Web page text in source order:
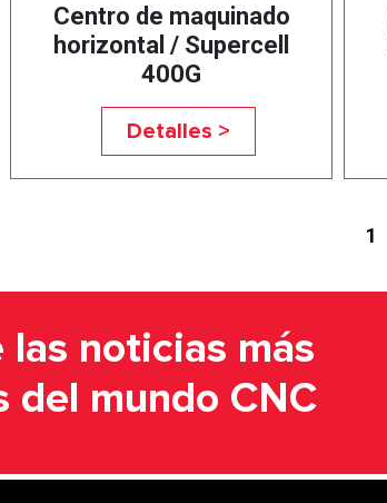
Centro de maquinado
horizontal / Supercell
400G
Detalles >
1
las noticias más
del mundo CNC